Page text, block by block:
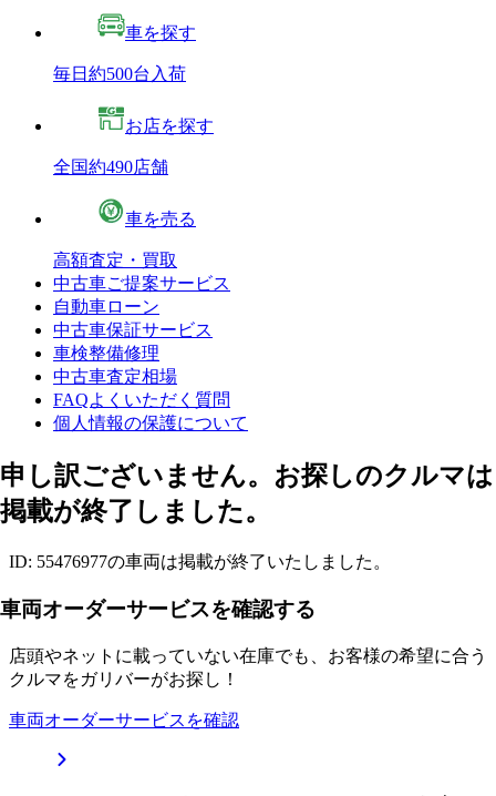
車を探す
毎日約500台入荷
お店を探す
全国約490店舗
車を売る
高額査定・買取
中古車ご提案サービス
自動車ローン
中古車保証サービス
車検整備修理
中古車査定相場
FAQよくいただく質問
個人情報の保護について
申し訳ございません。お探しのクルマは
掲載が終了しました。
ID: 55476977の車両は掲載が終了いたしました。
車両オーダーサービスを確認する
店頭やネットに載っていない在庫でも、お客様の希望に合う
クルマをガリバーがお探し！
車両オーダーサービスを確認